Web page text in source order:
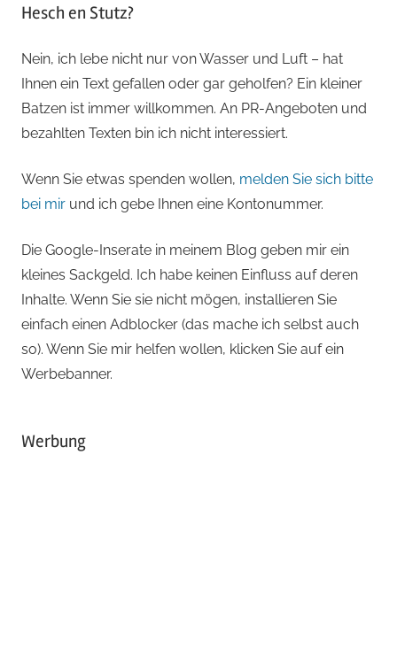
Hesch en Stutz?
Nein, ich lebe nicht nur von Wasser und Luft – hat
Ihnen ein Text gefallen oder gar geholfen? Ein kleiner
Batzen ist immer willkommen. An PR-Angeboten und
bezahlten Texten bin ich nicht interessiert.
Wenn Sie etwas spenden wollen, melden Sie sich bitte
bei mir und ich gebe Ihnen eine Kontonummer.
Die Google-Inserate in meinem Blog geben mir ein
kleines Sackgeld. Ich habe keinen Einfluss auf deren
Inhalte. Wenn Sie sie nicht mögen, installieren Sie
einfach einen Adblocker (das mache ich selbst auch
so). Wenn Sie mir helfen wollen, klicken Sie auf ein
Werbebanner.
Werbung